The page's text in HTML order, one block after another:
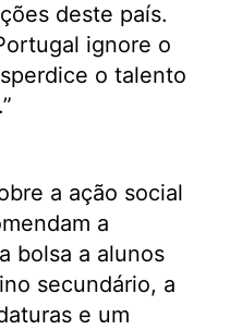
deste país.
ignore o
o talento
a ação social
a
bolsa a alunos
secundário, a
e um